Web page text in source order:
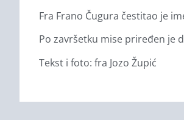
Fra Frano Čugura čestitao je
Po završetku mise priređen je
Tekst i foto: fra Jozo Župić